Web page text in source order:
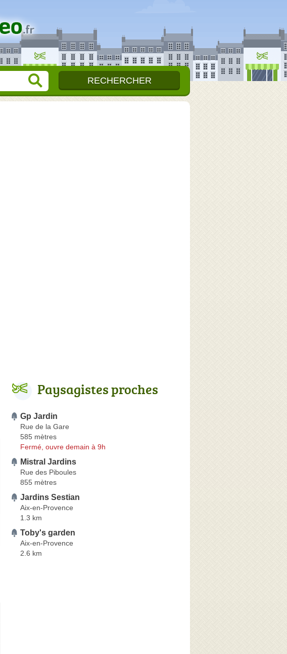
Paysagistes proches
Gp Jardin
Rue de la Gare
585 mètres
Fermé, ouvre demain à 9h
Mistral Jardins
Rue des Piboules
855 mètres
Jardins Sestian
Aix-en-Provence
1.3 km
Toby's garden
Aix-en-Provence
2.6 km